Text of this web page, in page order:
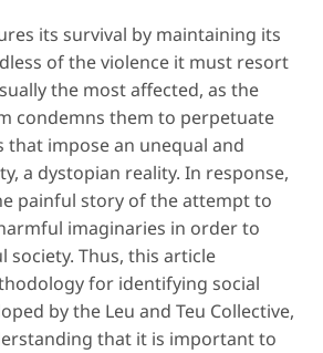
its survival by maintaining its
of the violence it must resort
the most affected, as the
condemns them to perpetuate
that impose an unequal and
a dystopian reality. In response,
painful story of the attempt to
imaginaries in order to
society. Thus, this article
for identifying social
by the Leu and Teu Collective,
that it is important to